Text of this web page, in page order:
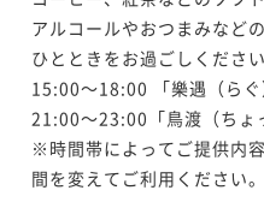
アルコールやおつまみなど
ひとときをお過ごしください
15:00～18:00 「樂遇（らぐ
21:00～23:00「鳥渡（ちょ
※時間帯によってご提供内
間を変えてご利用ください。